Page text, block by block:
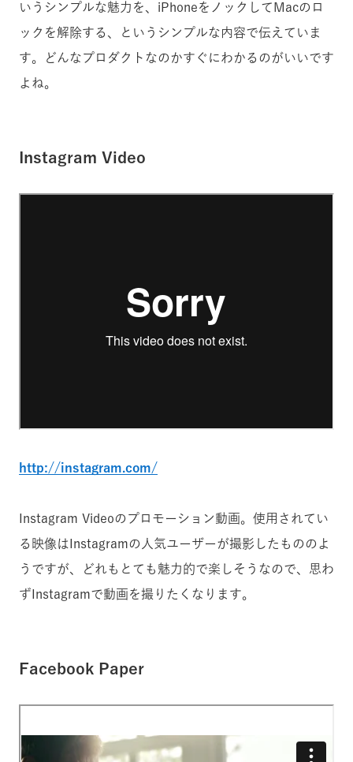
いうシンプルな魅力を、iPhoneをノックしてMacのロ
ックを解除する、というシンプルな内容で伝えていま
す。どんなプロダクトなのかすぐにわかるのがいいです
よね。
Instagram Video
http://instagram.com/
Instagram Videoのプロモーション動画。使用されてい
る映像はInstagramの人気ユーザーが撮影したもののよ
うですが、どれもとても魅力的で楽しそうなので、思わ
ずInstagramで動画を撮りたくなります。
Facebook Paper